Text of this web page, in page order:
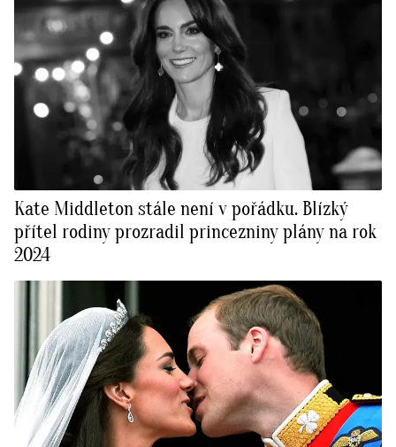
Kate Middleton stále není v pořádku. Blízký
přítel rodiny prozradil princezniny plány na rok
2024